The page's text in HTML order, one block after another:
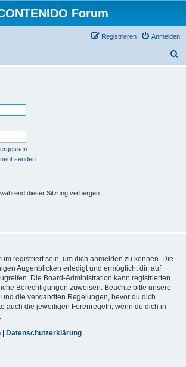
Forum
Anmelden
Registrieren
senden
dieser Sitzung verbergen
registriert sein, um dich anmelden zu können. Die
Augenblicken erledigt und ermöglicht dir, auf
Die Board-Administration kann registrierten
Berechtigungen zuweisen. Beachte bitte unsere
die verwandten Regelungen, bevor du dich
auch die jeweiligen Forenregeln, wenn du dich in
| Datenschutzerklärung